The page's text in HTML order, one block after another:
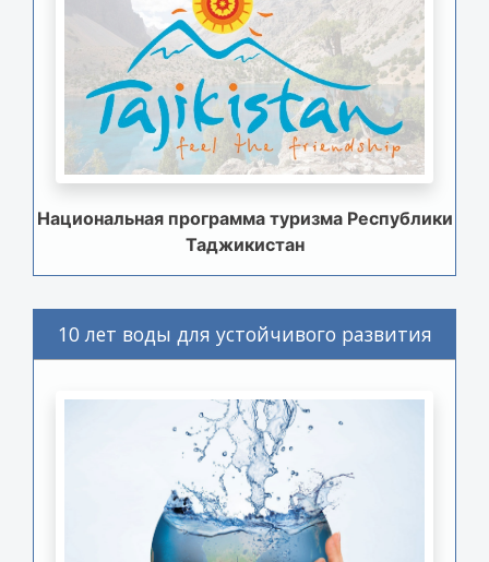
Национальная программа туризма Республики
Таджикистан
10 лет воды для устойчивого развития